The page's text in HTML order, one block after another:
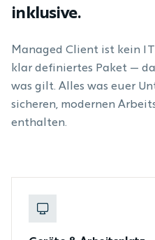
inklusive.
Managed Client ist kein
klar definiertes Paket —
was gilt. Alles was euer
sicheren, modernen
enthalten.